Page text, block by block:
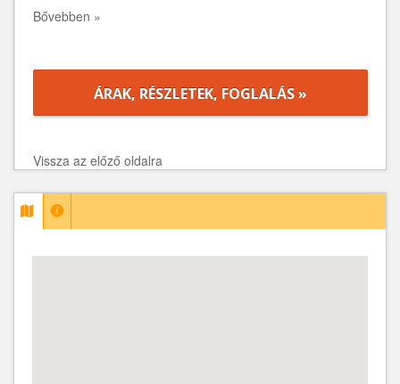
Bővebben »
ÁRAK, RÉSZLETEK, FOGLALÁS »
Vissza az előző oldalra